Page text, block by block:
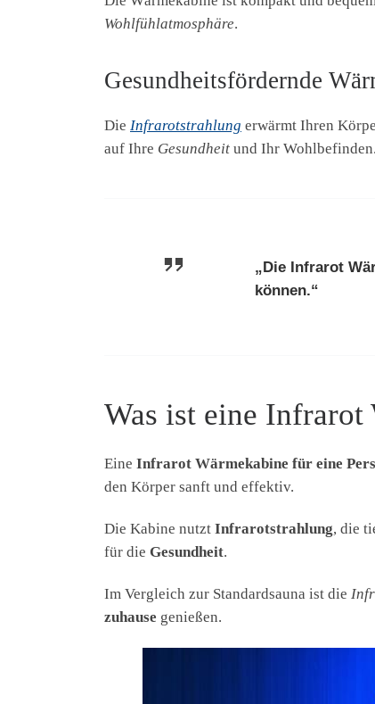
Wohlfühlatmosphäre.
Gesundheitsfördernde
Die Infrarotstrahlung erwärmt Ihren
auf Ihre Gesundheit und Ihr Wohlbefinden.
„Die Infrarot
können.“
Was ist eine Infrarot
Eine Infrarot Wärmekabine für eine
den Körper sanft und effektiv.
Die Kabine nutzt Infrarotstrahlung, die
für die Gesundheit.
Im Vergleich zur Standardsauna ist die
zuhause genießen.